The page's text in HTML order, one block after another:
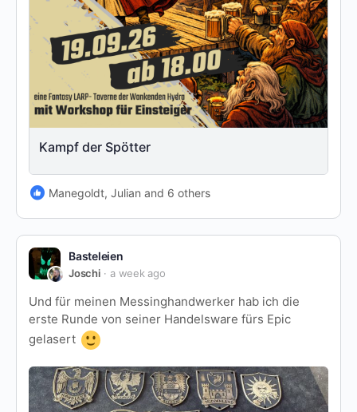
Kampf der Spötter
Manegoldt, Julian and 6 others
Basteleien
Joschi a week ago
Und für meinen Messinghandwerker hab ich die
erste Runde von seiner Handelsware fürs Epic
gelasert